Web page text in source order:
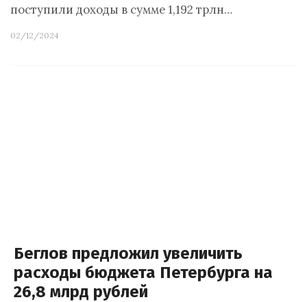
поступили доходы в сумме 1,192 трлн…
02/12/2024
Беглов предложил увеличить
расходы бюджета Петербурга на
26,8 млрд рублей